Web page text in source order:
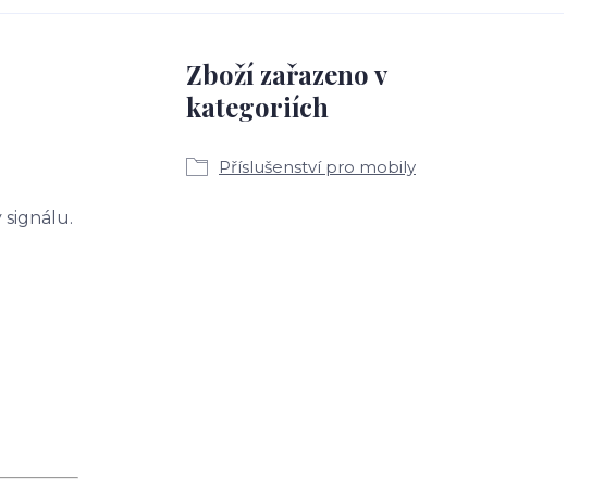
signálu.
Zboží zařazeno v
kategoriích
Příslušenství pro mobily